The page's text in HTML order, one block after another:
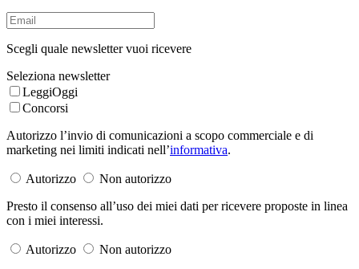
Scegli quale newsletter vuoi ricevere
Seleziona newsletter
LeggiOggi
Concorsi
Autorizzo l’invio di comunicazioni a scopo commerciale e di
marketing nei limiti indicati nell’informativa.
Autorizzo
Non autorizzo
Presto il consenso all’uso dei miei dati per ricevere proposte in linea
con i miei interessi.
Autorizzo
Non autorizzo